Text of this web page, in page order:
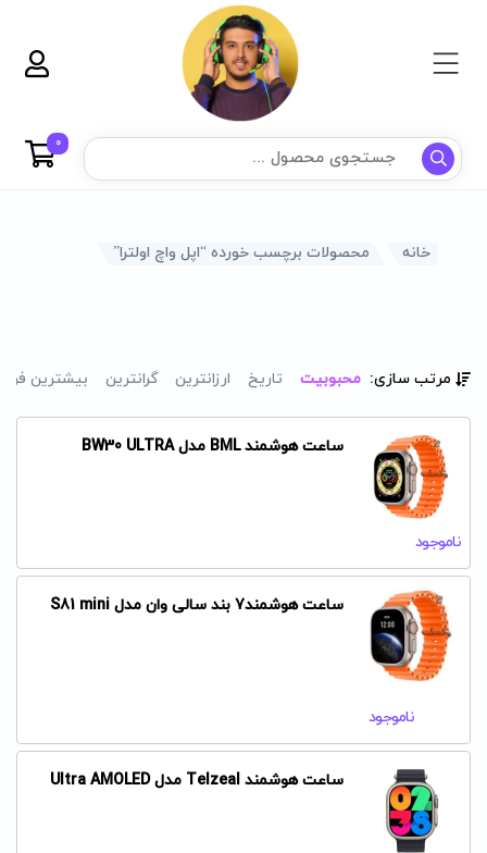
0
خانه محصولات برچسب خورده “اپل واچ اولترا”
مرتب سازی: محبوبیت تاریخ ارزانترین گرانترین بیشترین
ساعت هوشمند BML مدل BW30 ULTRA
ناموجود
ساعت هوشمند7 بند سالی وان مدل S81 mini
ناموجود
ساعت هوشمند Telzeal مدل Ultra AMOLED